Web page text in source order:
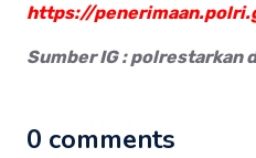
https://
Sumber IG : polrestarkan
0 comments